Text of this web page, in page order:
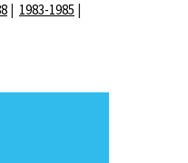
1983-1985